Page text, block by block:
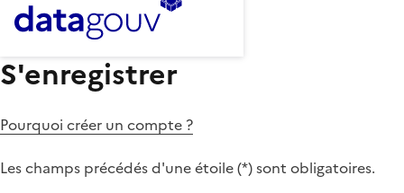
S'enregistrer
Pourquoi créer un compte ?
Les champs précédés d'une étoile (*) sont obligatoires.